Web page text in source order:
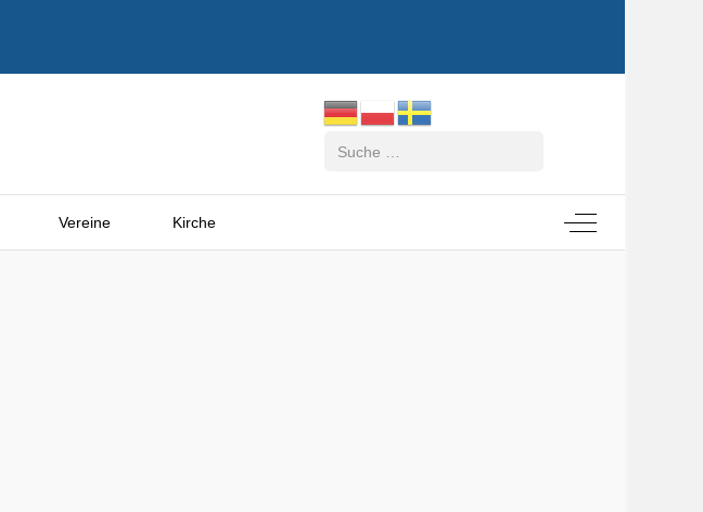
Vereine Kirche Off-Canvas